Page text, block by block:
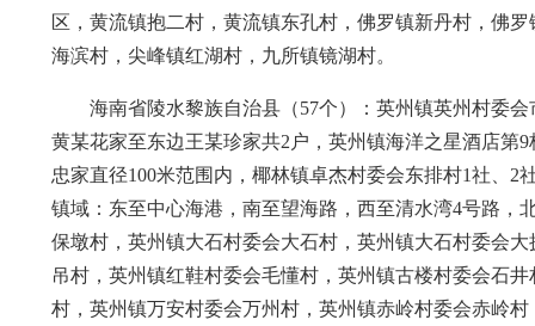
区，黄流镇抱二村，黄流镇东孔村，佛罗镇新丹村，佛
海滨村，尖峰镇红湖村，九所镇镜湖村。
海南省陵水黎族自治县（57个）：英州镇英州村委
黄某花家至东边王某珍家共2户，英州镇海洋之星酒店第
忠家直径100米范围内，椰林镇卓杰村委会东排村1社、2
镇域：东至中心海港，南至望海路，西至清水湾4号路，
保墩村，英州镇大石村委会大石村，英州镇大石村委会
吊村，英州镇红鞋村委会毛懂村，英州镇古楼村委会石
村，英州镇万安村委会万州村，英州镇赤岭村委会赤岭